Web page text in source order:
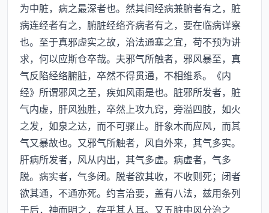
为中脏，病之最深者也。然其间经病兼腑者有之，脏
病连经者有之，腑脏经络齐病者有之，要在临病详察
也。至于真邪虚实之故，治法通塞之宜，苟不预为讲
求，何以应斯仓卒哉。夫邪气所触者，邪风暴至，真
气反陷经络腑脏，卒然不得贯通，不相维系。《内
经》所谓邪风之至，疾如风雨是也。脏邪所发者，脏
气内虚，肝风独胜，卒然上攻九窍，旁溢四肢，如火
之发，如泉之达，而不可骤止。肝象木而应风，而其
气又暴故也。又邪气所触者，风自外来，其气多实。
肝病所发者，风从内出，其气多虚。病虚者，气多
脱。病实者，气多闭。脱者欲其收，不收则死；闭者
欲其通，不通亦死。约言治要，盖有八法，兹用条列
于后，神而明之，存乎其人耳。又五脏中风分治之